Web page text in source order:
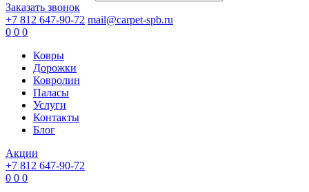
Заказать звонок
+7 812 647-90-72 mail@carpet-spb.ru
0 0 0
Ковры
Дорожки
Ковролин
Паласы
Услуги
Контакты
Блог
Акции
+7 812 647-90-72
0 0 0